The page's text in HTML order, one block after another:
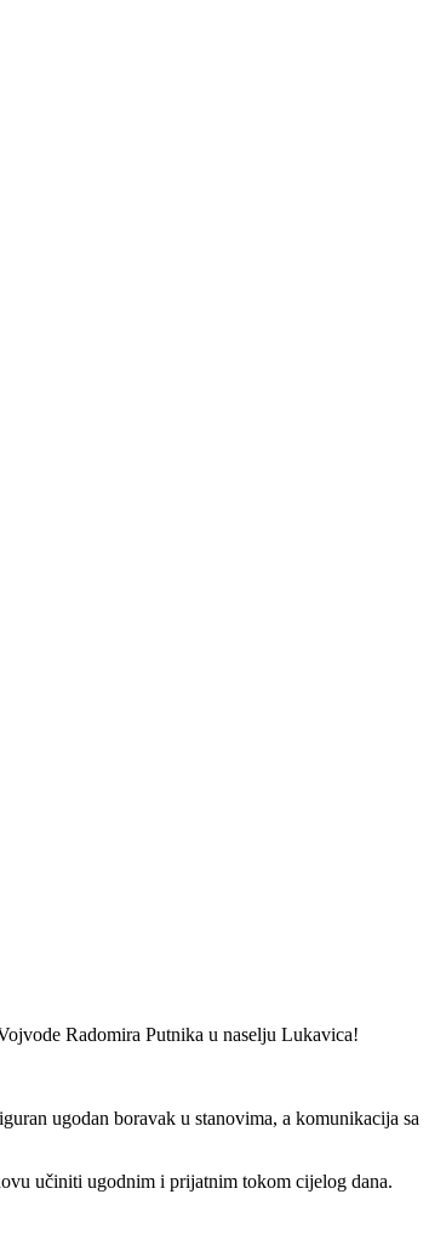
Radomira Putnika u naselju Lukavica!
ugodan boravak u stanovima, a komunikacija sa
učiniti ugodnim i prijatnim tokom cijelog dana.